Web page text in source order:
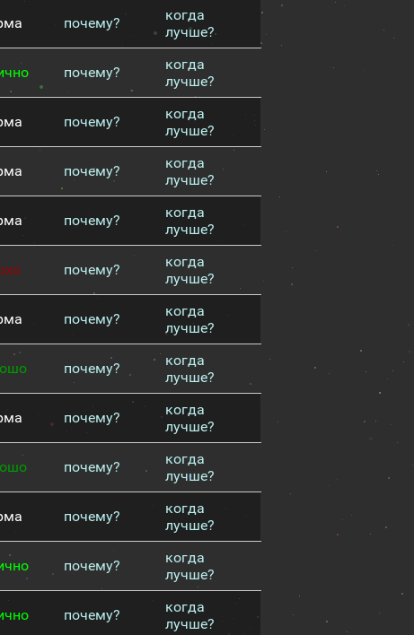
почему?
когда
лучше?
почему?
когда
лучше?
почему?
когда
лучше?
почему?
когда
лучше?
почему?
когда
лучше?
почему?
когда
лучше?
почему?
когда
лучше?
почему?
когда
лучше?
почему?
когда
лучше?
почему?
когда
лучше?
почему?
когда
лучше?
почему?
когда
лучше?
почему?
когда
лучше?